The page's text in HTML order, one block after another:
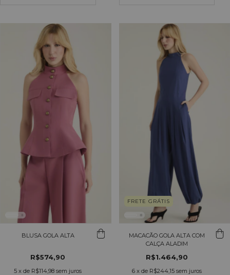
BLUSA GOLA ALTA
R$574,90
5 x de R$114,98 sem juros
FRETE GRÁTIS
MACACÃO GOLA ALTA COM
CALÇA ALADIM
R$1.464,90
6 x de R$244,15 sem juros